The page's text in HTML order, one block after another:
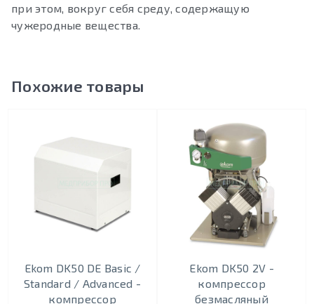
при этом, вокруг себя среду, содержащую
чужеродные вещества.
Похожие товары
Ekom DK50 DE Basic /
Standard / Advanced -
компрессор
Ekom DK50 2V -
кoмпрeccoр
безмасляный